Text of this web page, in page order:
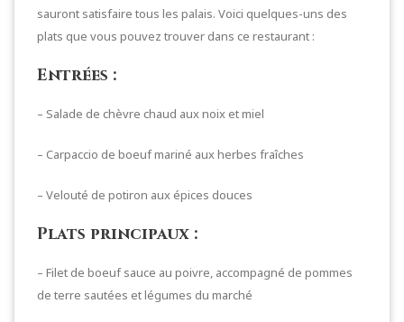
sauront satisfaire tous les palais. Voici quelques-uns des
plats que vous pouvez trouver dans ce restaurant :
Entrées :
– Salade de chèvre chaud aux noix et miel
– Carpaccio de boeuf mariné aux herbes fraîches
– Velouté de potiron aux épices douces
Plats principaux :
– Filet de boeuf sauce au poivre, accompagné de pommes
de terre sautées et légumes du marché